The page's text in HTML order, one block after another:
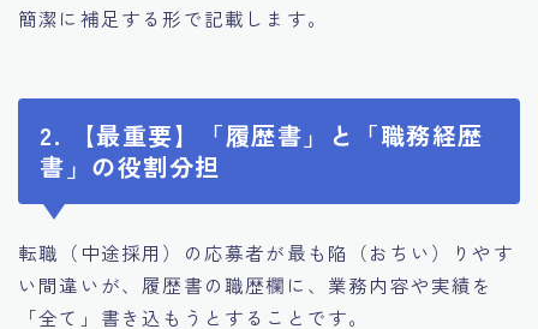
簡潔に補足する形で記載します。
2. 【最重要】「履歴書」と「職務経歴
書」の役割分担
転職（中途採用）の応募者が最も陥（おちい）りやす
い間違いが、履歴書の職歴欄に、業務内容や実績を
「全て」書き込もうとすることです。